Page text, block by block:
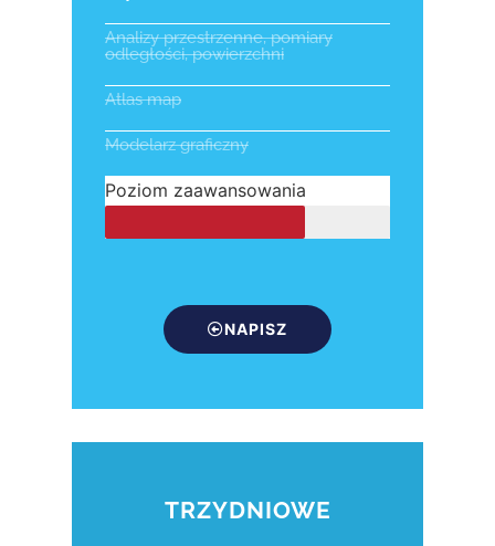
Analizy przestrzenne, pomiary
odległości, powierzchni
Atlas map
Modelarz graficzny
Poziom zaawansowania
NAPISZ
TRZYDNIOWE